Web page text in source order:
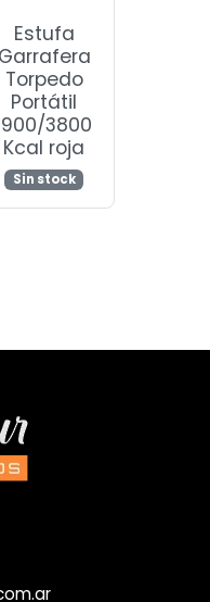
Estufa
Garrafera
Torpedo
Portátil
3800
Kcal roja
Sin stock